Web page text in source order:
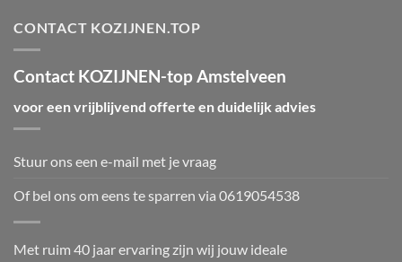
CONTACT KOZIJNEN.TOP
Contact KOZIJNEN-top Amstelveen
voor een vrijblijvend offerte en duidelijk advies
Stuur ons een e-mail met je vraag
Of bel ons om eens te sparren via 0619054538
Met ruim 40 jaar ervaring zijn wij jouw ideale